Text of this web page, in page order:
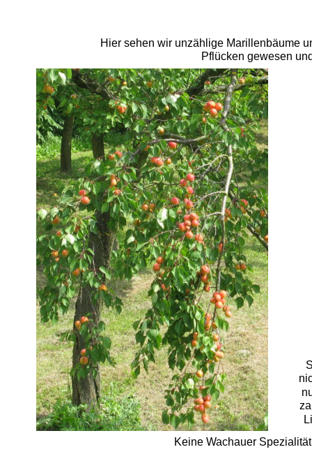
Hier sehen wir unzählige Marillenbäume
Pflücken gewesen
Keine Wachauer